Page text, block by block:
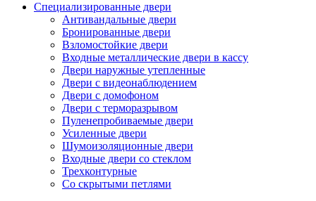
Специализированные двери
Антивандальные двери
Бронированные двери
Взломостойкие двери
Входные металлические двери в кассу
Двери наружные утепленные
Двери с видеонаблюдением
Двери с домофоном
Двери с терморазрывом
Пуленепробиваемые двери
Усиленные двери
Шумоизоляционные двери
Входные двери со стеклом
Трехконтурные
Со скрытыми петлями